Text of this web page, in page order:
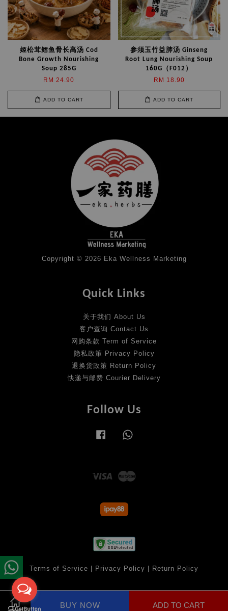
BUY NOW ADD TO CART
姬松茸鳕鱼骨长高汤 Cod
Bone Growth Nourishing
Soup 285G
RM 24.90
ADD TO CART
参须玉竹益肺汤 Ginseng
Root Lung Nourishing Soup
160G（F012）
RM 18.90
ADD TO CART
Copyright © 2026 Eka Wellness Marketing
Quick Links
关于我们 About Us
客户查询 Contact Us
网购条款 Term of Service
隐私政策 Privacy Policy
退换货政策 Return Policy
快递与邮费 Courier Delivery
Follow Us
Facebook
Visa
Terms of Service | Privacy Policy | Return Policy
Share on Facebook